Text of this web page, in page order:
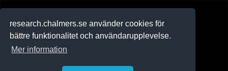
research.chalmers.se använder cookies för
bättre funktionalitet och användarupplevelse.
Mer information